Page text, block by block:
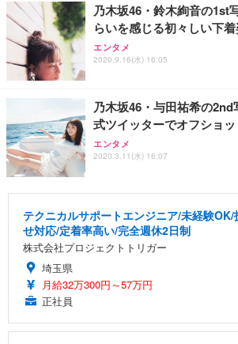
乃木坂46・鈴木絢音の1st
らいを感じる初々しい下
エンタメ
2020.9.16(水) 16:05
乃木坂46・与田祐希の
式ツイッターでオフショ
エンタメ
2020.3.11(水) 16:07
テクニカルサポートエンジニア/未経験
せ対応/定着率高い/完全週休2日制
株式会社プロジェクトトリガー
埼玉県
月給32万300円～57万円
正社員